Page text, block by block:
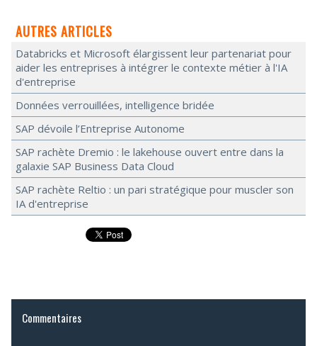
AUTRES ARTICLES
Databricks et Microsoft élargissent leur partenariat pour
aider les entreprises à intégrer le contexte métier à l'IA
d'entreprise
Données verrouillées, intelligence bridée
SAP dévoile l’Entreprise Autonome
SAP rachète Dremio : le lakehouse ouvert entre dans la
galaxie SAP Business Data Cloud
SAP rachète Reltio : un pari stratégique pour muscler son
IA d'entreprise
Commentaires